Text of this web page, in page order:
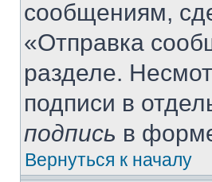
сообщениям,
«Отправка
разделе.
подписи в
подпись в
Вернуться к началу